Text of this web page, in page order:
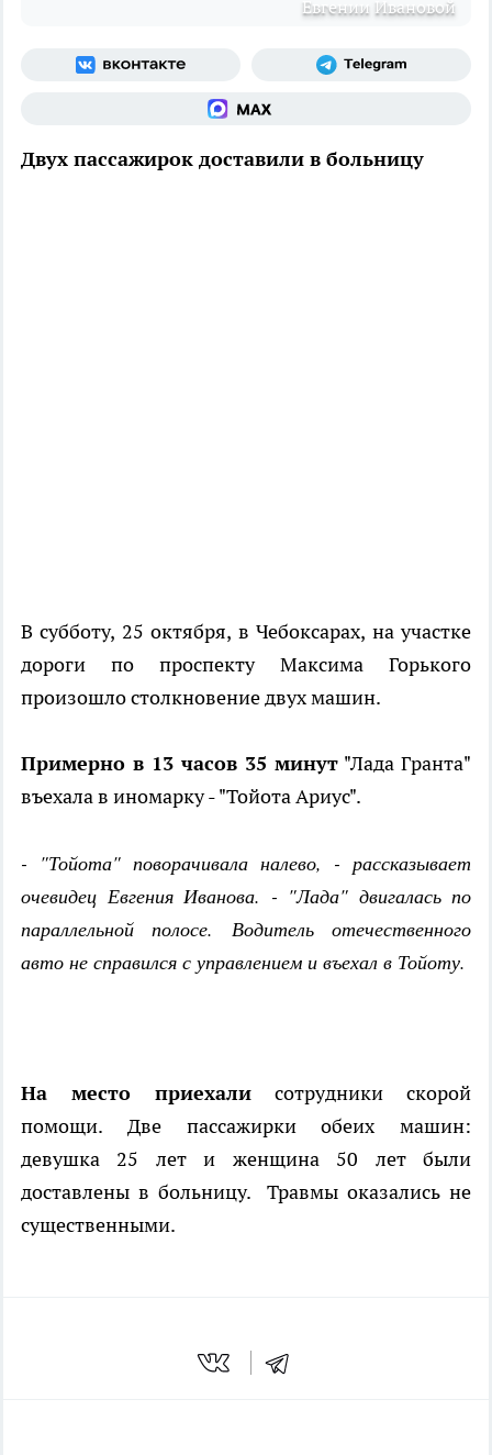
Евгении Ивановой
Двух пассажирок доставили в больницу
В субботу, 25 октября, в Чебоксарах, на участке
дороги по проспекту Максима Горького
произошло столкновение двух машин.
Примерно в 13 часов 35 минут "Лада Гранта"
въехала в иномарку - "Тойота Ариус".
- "Тойота" поворачивала налево, - рассказывает
очевидец Евгения Иванова. - "Лада" двигалась по
параллельной полосе. Водитель отечественного
авто не справился с управлением и въехал в Тойоту.
На место приехали сотрудники скорой
помощи. Две пассажирки обеих машин:
девушка 25 лет и женщина 50 лет были
доставлены в больницу. Травмы оказались не
существенными.